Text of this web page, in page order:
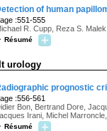
of human
:551-555
R. Cupp, Reza S.
Résumé
urology
prognostic
:556-561
Bon, Bertrand Dore,
Irani, Michel
Résumé